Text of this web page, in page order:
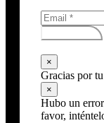
Subscribirse
×
Gracias por
×
Hubo un
favor,